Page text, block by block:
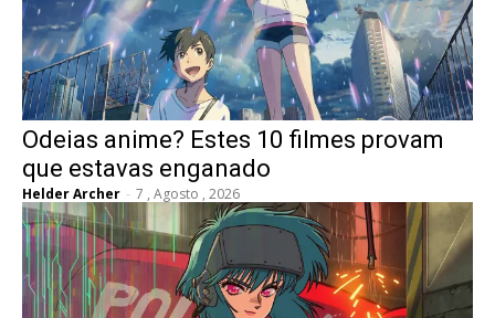
Odeias anime? Estes 10 filmes provam
que estavas enganado
Helder Archer - 7 , Agosto , 2026